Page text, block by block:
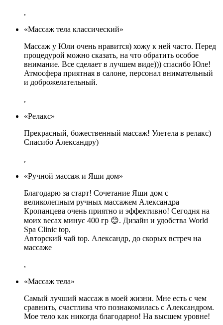
,
«Массаж тела классический»
Массаж у Юли очень нравится) хожу к ней часто. Перед
процедурой можно сказать, на что обратить особое
внимание. Все сделает в лучшем виде))) спасибо Юле!
Атмосфера приятная в салоне, персонал внимательный
и доброжелательный.
,
«Релакс»
Прекрасный, божественный массаж! Улетела в релакс)
Спасибо Александру)
,
«Ручной массаж и Яши дом»
Благодарю за старт! Сочетание Яши дом с
великолепным ручных массажем Александра
Кропанцева очень приятно и эффективно! Сегодня на
моих весах минус 400 гр 😊. Дизайн и удобства World
Spa Clinic top,
Авторский чай top. Александр, до скорых встреч на
массаже
,
«Массаж тела»
Самый лучший массаж в моей жизни. Мне есть с чем
сравнить, счастлива что познакомилась с Александром.
Мое тело как никогда благодарно! На высшем уровне!